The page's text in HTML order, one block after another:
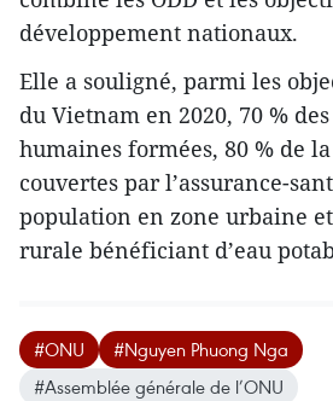
développement nationaux.
Elle a souligné, parmi les
du Vietnam en 2020, 70 %
humaines formées, 80 % de
couvertes par l’assurance-
population en zone urbaine
rurale bénéficiant d’eau
#ONU
#Nguyen Phuong Nga
#Assemblée générale de l’ONU